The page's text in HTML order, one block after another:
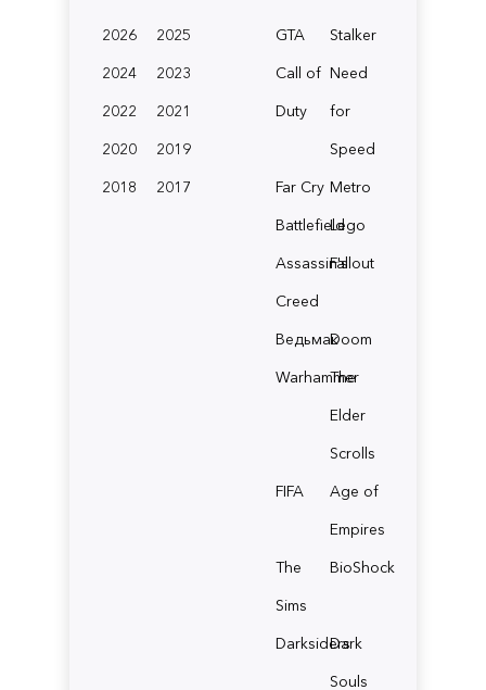
2026
2025
2024
2023
2022
2021
2020
2019
2018
2017
GTA
Stalker
Call of
Duty
Need
for
Speed
Far Cry Metro
BattlefieldLego
Assassin's
Creed
Fallout
ВедьмакDoom
Warhammer
The
Elder
Scrolls
FIFA
Age of
Empires
The
Sims
BioShock
Darksiders
Dark
Souls